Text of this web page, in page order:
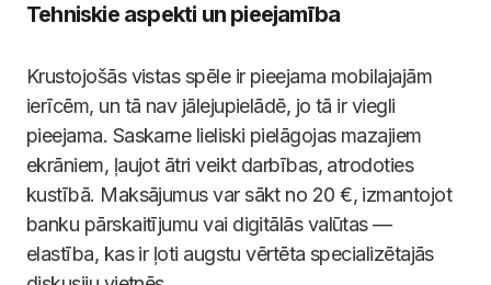
Tehniskie aspekti un pieejamība
Krustojošās vistas spēle ir pieejama mobilajajām
ierīcēm, un tā nav jālejupielādē, jo tā ir viegli
pieejama. Saskarne lieliski pielāgojas mazajiem
ekrāniem, ļaujot ātri veikt darbības, atrodoties
kustībā. Maksājumus var sākt no 20 €, izmantojot
banku pārskaitījumu vai digitālās valūtas —
elastība, kas ir ļoti augstu vērtēta specializētajās